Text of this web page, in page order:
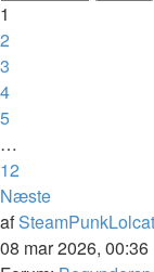
1
2
3
4
5
…
12
Næste
afSteamPunkLolcat
08 mar 2026, 00:36